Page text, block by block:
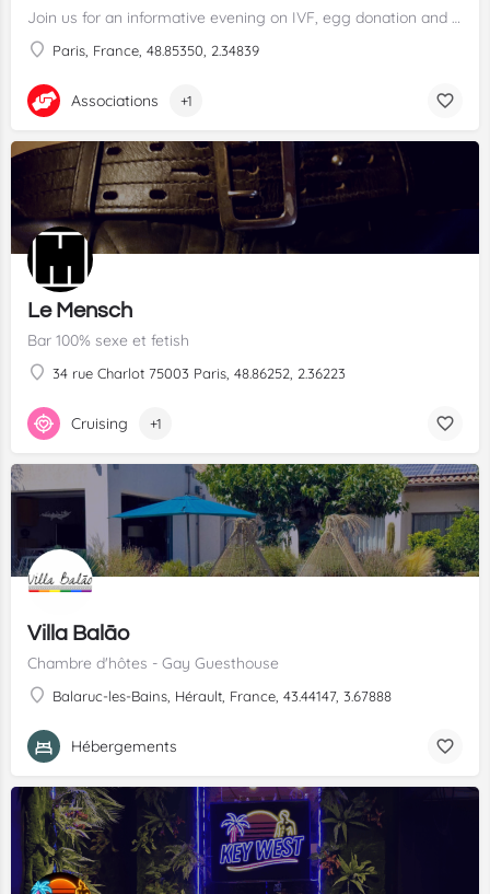
Join us for an informative evening on IVF, egg donation and more to explore the full range of assisted reproductive options abroad. ✨
Paris, France, 48.85350, 2.34839
Associations +1
Le Mensch
Bar 100% sexe et fetish
34 rue Charlot 75003 Paris, 48.86252, 2.36223
Cruising +1
Villa Balāo
Chambre d'hôtes - Gay Guesthouse
Balaruc-les-Bains, Hérault, France, 43.44147, 3.67888
Hébergements